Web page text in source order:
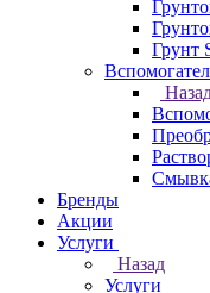
Грунт
Бренды
Акции
Услуги
Назад
Услуги